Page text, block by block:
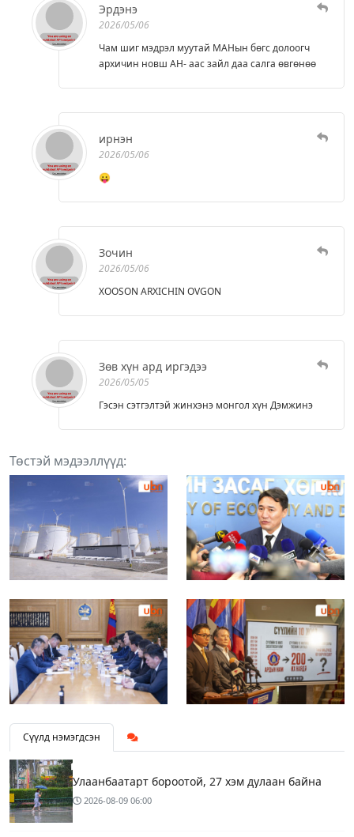
Эрдэнэ
2026/05/06
Чам шиг мэдрэл муутай МАНын бөгс долоогч
архичин новш АН- аас зайл даа салга өвгөнөө
ирнэн
2026/05/06
😛
Зочин
2026/05/06
XOOSON ARXICHIN OVGON
Зөв хүн ард иргэдээ
2026/05/05
Гэсэн сэтгэлтэй жинхэнэ монгол хүн Дэмжинэ
Төстэй мэдээллүүд:
Сүүлд нэмэгдсэн
Улаанбаатарт бороотой, 27 хэм дулаан байна
2026-08-09 06:00